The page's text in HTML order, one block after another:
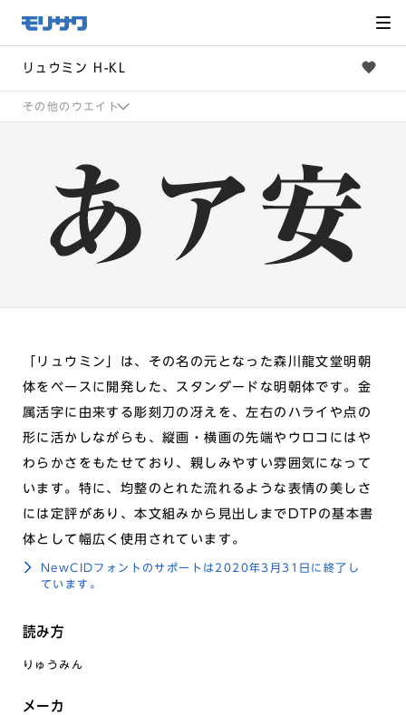
メ
ニュー
飛ばし
へ移動
リュウミン H-KL
その他のウエイト
「リュウミン」は、その名の元となった森川龍文堂明朝
体をベースに開発した、スタンダードな明朝体です。金
属活字に由来する彫刻刀の冴えを、左右のハライや点の
形に活かしながらも、縦画・横画の先端やウロコにはや
わらかさをもたせており、親しみやすい雰囲気になって
います。特に、均整のとれた流れるような表情の美しさ
には定評があり、本文組みから見出しまでDTPの基本書
体として幅広く使用されています。
NewCIDフォントのサポートは2020年3月31日に終了し
ています。
読み方
りゅうみん
メーカ